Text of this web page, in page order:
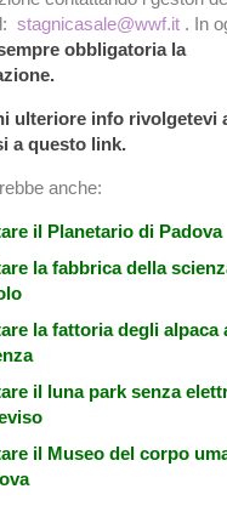
stagnicasale@wwf.it . In
obbligatoria la
ulteriore info rivolgetevi
a questo link.
anche:
il Planetario di Padova
la fabbrica della
la fattoria degli alpaca
il luna park senza
il Museo del corpo